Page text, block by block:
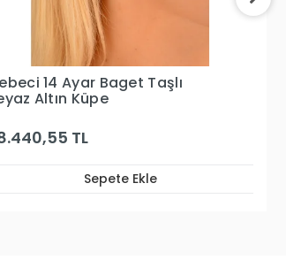
14 Ayar Beyaz Altın
Küpe
TL
Sepete Ekle